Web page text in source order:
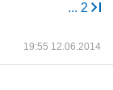
... 2
19:55 12.06.2014